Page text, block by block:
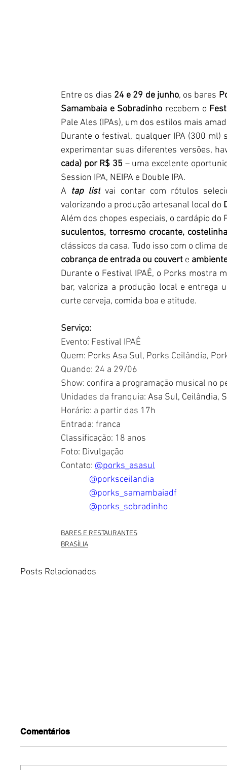
Entre os dias 24 e 29 de junho, os bares
Samambaia e Sobradinho recebem o
Pale Ales (IPAs), um dos estilos mais
Durante o festival, qualquer IPA (300 ml)
experimentar suas diferentes versões,
cada) por R$ 35 – uma excelente
Session IPA, NEIPA e Double IPA.
A tap list vai contar com rótulos
valorizando a produção artesanal local do
Além dos chopes especiais, o cardápio
suculentos, torresmo crocante,
clássicos da casa. Tudo isso com o clima
cobrança de entrada ou couvert e
Durante o Festival IPAÊ, o Porks mostra
bar, valoriza a produção local e entrega
curte cerveja, comida boa e atitude.
Serviço:
Evento: Festival IPAÊ
Quem: Porks Asa Sul, Porks Ceilândia,
Quando: 24 a 29/06
Show: confira a programação musical no
Unidades da franquia: Asa Sul, Ceilândia,
Horário: a partir das 17h
Entrada: franca
Classificação: 18 anos
Foto: Divulgação
Contato: @porks_asasul
@porksceilandia
@porks_samambaiadf
@porks_sobradinho
BARES E RESTAURANTES
BRASÍLIA
Posts Relacionados
Comentários